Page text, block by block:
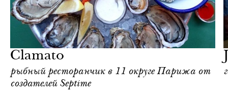
Clamato
рыбный ресторанчик в 11 округе Парижа от
создателей Septime